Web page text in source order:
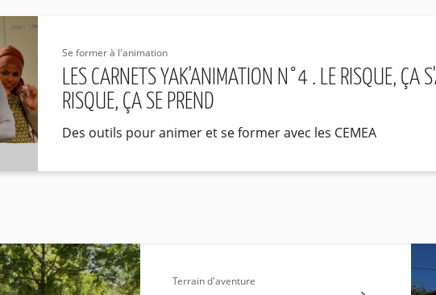
Se former à l'animation
LES CARNETS YAK'ANIMATION N°4 . LE RISQUE, ÇA
RISQUE, ÇA SE PREND
Des outils pour animer et se former avec les CEMEA
Terrain d'aventure